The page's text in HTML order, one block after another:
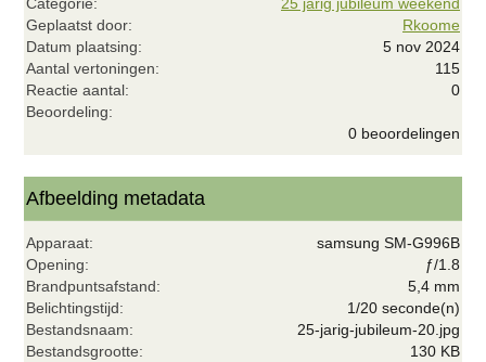
Geplaatst door
Rkoome
Datum plaatsing
5 nov 2024
Aantal vertoningen
115
Reactie aantal
0
Beoordeling
s
(
0 beoordelingen
Afbeelding metadata
Apparaat
samsung SM-G996B
Opening
ƒ/1.8
Brandpuntsafstand
5,4 mm
Belichtingstijd
1/20 seconde(n)
Bestandsnaam
25-jarig-jubileum-20.jpg
Bestandsgrootte
130 KB